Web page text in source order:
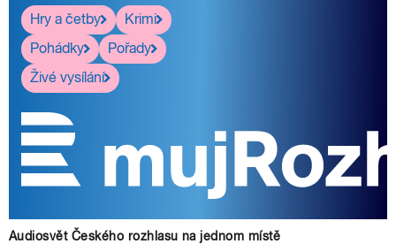
Hry a četby
Krimi
Pohádky
Pořady
Živé vysílání
Audiosvět Českého rozhlasu na jednom místě